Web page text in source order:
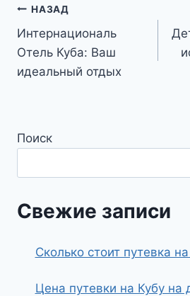
Навигация
по
записям
НАЗАД
Интернациональ
Отель Куба: Ваш
идеальный отдых
Поиск
Свежие записи
Сколько стоит путевка
Цена путевки на Кубу на